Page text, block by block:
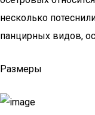
несколько
панцирных видов,
Размеры